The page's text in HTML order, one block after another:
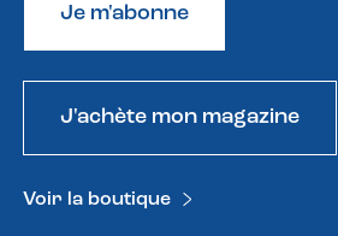
Je m'abonne
J'achète mon magazine
Voir la boutique